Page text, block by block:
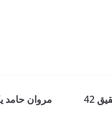
Wonder woman 1984 يواصل الصعود بعد تحقيق 42
مروان حامد